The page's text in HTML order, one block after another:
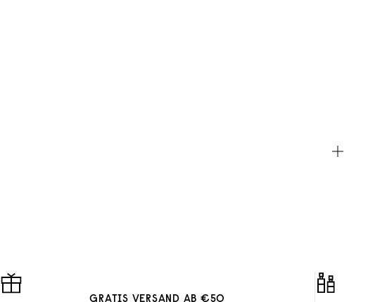
GRATIS VERSAND AB €50